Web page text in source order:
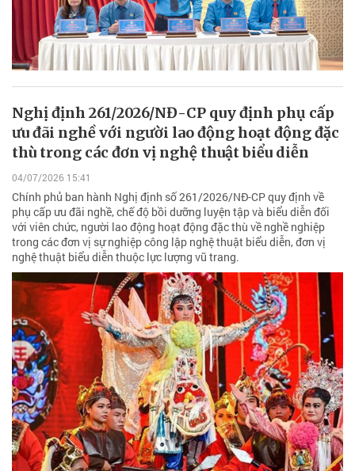
Nghị định 261/2026/NĐ-CP quy định phụ cấp
ưu đãi nghề với người lao động hoạt động đặc
thù trong các đơn vị nghệ thuật biểu diễn
04/07/2026 15:41
Chính phủ ban hành Nghị định số 261/2026/NĐ-CP quy định về
phụ cấp ưu đãi nghề, chế độ bồi dưỡng luyện tập và biểu diễn đối
với viên chức, người lao động hoạt động đặc thù về nghề nghiệp
trong các đơn vị sự nghiệp công lập nghệ thuật biểu diễn, đơn vị
nghệ thuật biểu diễn thuộc lực lượng vũ trang.